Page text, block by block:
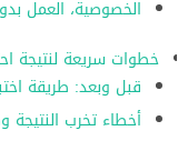
الخصوصية، العمل
خطوات سريعة لنتيجة
قبل وبعد: طريقة
أخطاء تخرب النتيجة